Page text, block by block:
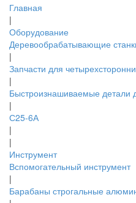
Главная
|
Оборудование
Деревообрабатывающие
|
Запчасти для
|
Быстроизнашиваемые детали
|
С25-6А
|
|
Инструмент
Вспомогательный инструмент
|
Барабаны строгальные